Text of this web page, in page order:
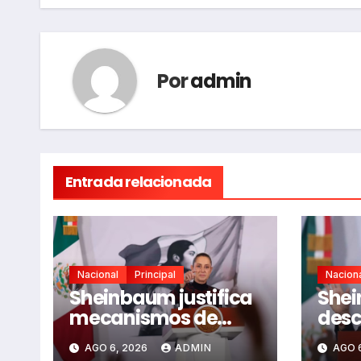
Poradmin
Entrada relacionada
Nacional Principal
Sheinbaum justifica
mecanismos de
consulta ante
AGO 6, 2026 ADMIN AGO